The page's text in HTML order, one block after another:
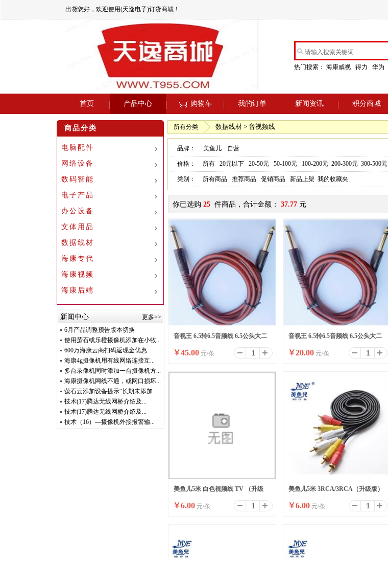
出货您好，欢迎使用(天逸电子)订货商城！
热门搜索： 海康威视 得力 华为
首页 产品中心 购物车 我的订单 新闻资讯 积分商城
商品分类
电脑配件
网络设备
数码智能
电子产品
办公设备
文体用品
数据线材
海康专代
海康视频
海康后端
新闻中心
更多>>
6月产品调整预告版本切换
使用萤石或乐橙摄像机添加在小牧...
600万海康云商扫码返现金优惠
海康4g摄像机用有线网络连接互...
多台录像机同时添加一台摄像机方...
海康摄像机网线不通，或网口损坏...
萤石云添加设备提示“长期未添加...
技术(17)腾达无线网桥介绍及...
技术(17)腾达无线网桥介绍及...
技术（16）—摄像机外接报警输...
所有分类 数据线材 > 音视频线
品牌： 美鱼儿 自营
价格： 所有 20元以下 20-50元 50-100元 100-200元 200-300元 300-500元
类别： 所有商品 推荐商品 促销商品 新品上架 我的收藏夹
你已选购 25 件商品，合计金额： 37.77 元
音视王 6.5转6.5音频线 6.5公头大二
芯
￥45.00 元/条
音视王 6.5转6.5音频线 6.5公头大二
芯
￥20.00 元/条
美鱼儿5米 白色视频线 TV （升级
版）
￥6.00 元/条
美鱼儿5米 3RCA/3RCA（升级版）
￥6.00 元/条